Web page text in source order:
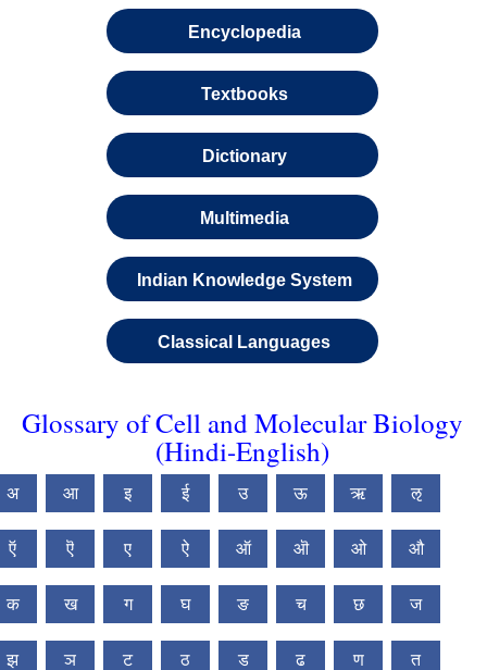
Encyclopedia
Textbooks
Dictionary
Multimedia
Indian Knowledge System
Classical Languages
Glossary of Cell and Molecular Biology
(Hindi-English)
अ आ इ ई उ ऊ ऋ ऌ
ऍ ऎ ए ऐ ऑ ऒ ओ औ
क ख ग घ ङ च छ ज
झ ञ ट ठ ड ढ ण त